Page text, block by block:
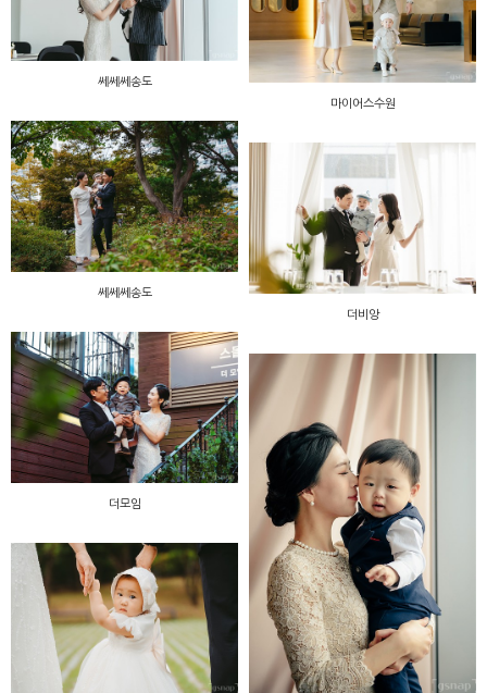
쎄쎄쎄송도
마이어스수원
쎄쎄쎄송도
더비앙
더모임